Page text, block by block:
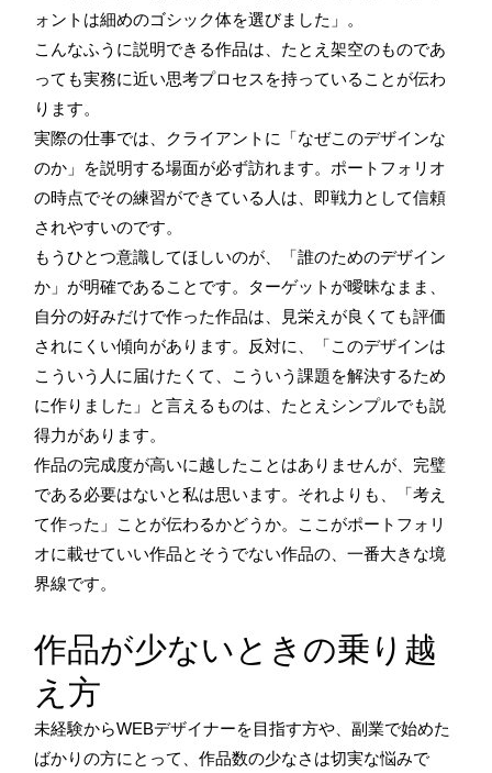
ォントは細めのゴシック体を選びました」。
こんなふうに説明できる作品は、たとえ架空のものであ
っても実務に近い思考プロセスを持っていることが伝わ
ります。
実際の仕事では、クライアントに「なぜこのデザインな
のか」を説明する場面が必ず訪れます。ポートフォリオ
の時点でその練習ができている人は、即戦力として信頼
されやすいのです。
もうひとつ意識してほしいのが、「誰のためのデザイン
か」が明確であることです。ターゲットが曖昧なまま、
自分の好みだけで作った作品は、見栄えが良くても評価
されにくい傾向があります。反対に、「このデザインは
こういう人に届けたくて、こういう課題を解決するため
に作りました」と言えるものは、たとえシンプルでも説
得力があります。
作品の完成度が高いに越したことはありませんが、完璧
である必要はないと私は思います。それよりも、「考え
て作った」ことが伝わるかどうか。ここがポートフォリ
オに載せていい作品とそうでない作品の、一番大きな境
界線です。
作品が少ないときの乗り越
え方
未経験からWEBデザイナーを目指す方や、副業で始めた
ばかりの方にとって、作品数の少なさは切実な悩みで